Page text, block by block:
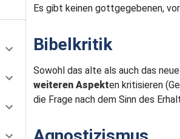
Es gibt keinen gottgegebenen,
Bibelkritik
Sowohl das alte als auch das
weiteren Aspekten kritisieren
die Frage nach dem Sinn des